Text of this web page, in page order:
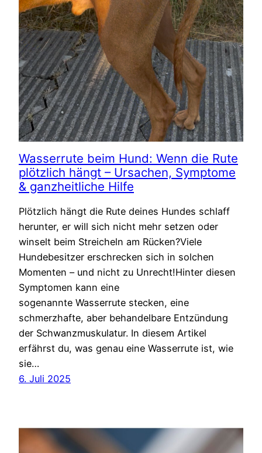
Wasserrute beim Hund: Wenn die Rute
plötzlich hängt – Ursachen, Symptome
& ganzheitliche Hilfe
Plötzlich hängt die Rute deines Hundes schlaff
herunter, er will sich nicht mehr setzen oder
winselt beim Streicheln am Rücken?Viele
Hundebesitzer erschrecken sich in solchen
Momenten – und nicht zu Unrecht!Hinter diesen
Symptomen kann eine
sogenannte Wasserrute stecken, eine
schmerzhafte, aber behandelbare Entzündung
der Schwanzmuskulatur. In diesem Artikel
erfährst du, was genau eine Wasserrute ist, wie
sie…
6. Juli 2025